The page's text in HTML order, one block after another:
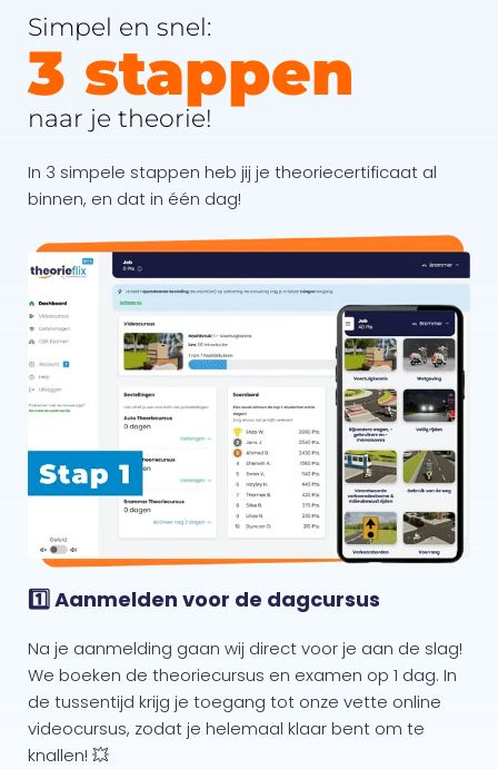
Simpel en snel:
3 stappen
naar je theorie!
In 3 simpele stappen heb jij je theoriecertificaat al
binnen, en dat in één dag!
1️⃣ Aanmelden voor de dagcursus
Na je aanmelding gaan wij direct voor je aan de slag!
We boeken de theoriecursus en examen op 1 dag. In
de tussentijd krijg je toegang tot onze vette online
videocursus, zodat je helemaal klaar bent om te
knallen! 💥